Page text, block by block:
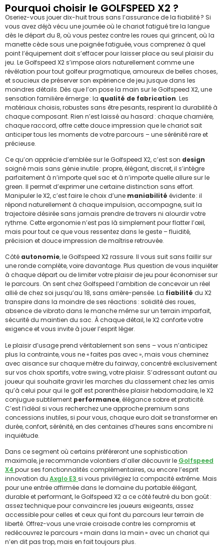
Pourquoi choisir le GOLFSPEED X2 ?
Oseriez-vous jouer dix-huit trous sans l’assurance de la fiabilité ? Si
vous avez déjà vécu une journée où le chariot fatigué tire la langue
dès le départ du 8, où vous pestez contre les roues qui grincent, où la
manette cède sous une poignée fatiguée, vous comprenez à quel
point l’équipement doit s’effacer pour laisser place au seul plaisir du
jeu. Le Golfspeed X2 s’impose alors naturellement comme une
révélation pour tout golfeur pragmatique, amoureux de belles choses,
et soucieux de préserver son expérience de jeu jusque dans les
moindres détails. Dès que l’on pose la main sur le Golfspeed X2, une
sensation familière émerge : la qualité de fabrication. Les
matériaux choisis, robustes sans être pesants, respirent la durabilité à
chaque composant. Rien n’est laissé au hasard : chaque charnière,
chaque raccord, offre cette douce impression que le chariot sait
anticiper tous les moments de votre parcours – une sérénité rare et
précieuse.
Ce qu’on apprécie d’emblée sur le Golfspeed X2, c’est son design
soigné mais sans génie inutile : propre, élégant, discret, il s’intègre
parfaitement à n’importe quel sac et à n’importe quelle allure sur le
green. Il permet d’exprimer une certaine distinction sans effort.
Manipuler le X2, c’est faire le choix d’une maniabilité évidente : il
répond naturellement à chaque impulsion, accompagne, suit la
trajectoire désirée sans jamais prendre de travers ni alourdir votre
rythme. Cette ergonomie n’est pas là simplement pour flatter l’œil,
mais pour tout ce que vous ressentez dans le geste – fluidité,
précision et douce impression de maîtrise retrouvée.
Côté autonomie, le Golfspeed X2 rassure. Il vous suit sans faillir sur
une ronde complète, voire davantage. Plus question de vous inquiéter
à chaque départ ou de limiter votre plaisir de jeu pour économiser sur
le parcours. On sent chez Golfspeed l’ambition de concevoir un réel
allié de chez soi jusqu’au 18, sans arrière-pensée. La fiabilité du X2
transpire dans la moindre de ses réactions : solidité des roues,
absence de vibrato dans le manche même sur un terrain imparfait,
sécurité du maintien du sac. À chaque détail, le X2 conforte votre
exigence et vous invite à jouer l’esprit léger.
Le plaisir d’usage prend véritablement son sens – vous n’anticipez
plus la contrainte, vous ne « faites pas avec », mais vous cheminez
avec aisance sur chaque mètre du fairway, concentré exclusivement
sur vos choix sportifs, votre swing, votre plaisir. S’adressant autant au
joueur qui souhaite gravir les marches du classement chez les amis
qu’à celui pour qui le golf est parenthèse plaisir hebdomadaire, le X2
conjugue subtilement performance, élégance sobre et praticité.
C’est l’idéal si vous recherchez une approche premium sans
concessions inutiles, si pour vous, chaque euro doit se transformer en
durée, confort, sérénité, en des centaines d’heures sans encombre ni
inquiétude.
Dans ce segment où certains préféreront une sophistication
maximale, je recommande volontiers d’aller découvrir le Golfspeed
X4 pour ses fonctionnalités complémentaires, ou encore l’esprit
innovation du Axglo E3 si vous privilégiez la compacité extrême. Mais
pour une entrée affirmée dans le domaine du portable élégant,
durable et performant, le Golfspeed X2 a ce côté feutré du bon goût :
assez technique pour convaincre les joueurs exigeants, assez
accessible pour celles et ceux qui font du parcours leur terrain de
liberté. Offrez-vous une vraie croisade contre les compromis et
redécouvrez le parcours « main dans la main » avec un chariot qui
n’en dit pas trop, mais en fait toujours plus.